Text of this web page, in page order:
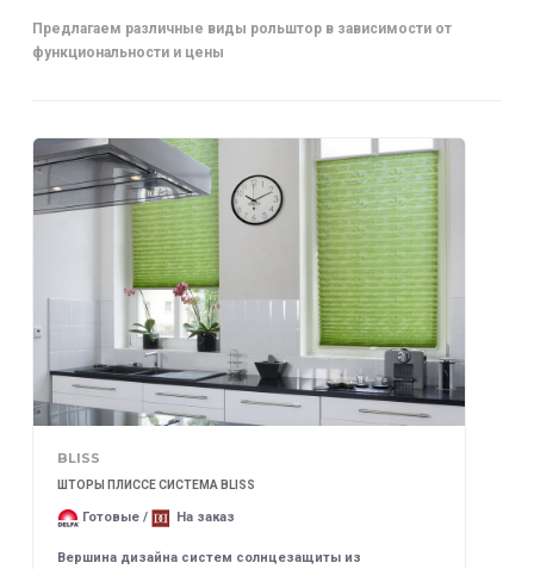
Предлагаем различные виды рольштор в зависимости от
функциональности и цены
BLISS
ШТОРЫ ПЛИССЕ СИСТЕМА BLISS
Готовые / На заказ
Вершина дизайна систем солнцезащиты из